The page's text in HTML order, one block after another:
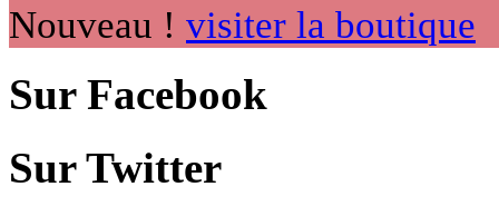
Nouveau ! visiter la boutique
Sur Facebook
Sur Twitter